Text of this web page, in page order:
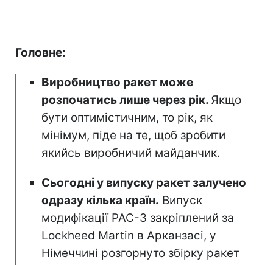
Головне:
Виробництво ракет може
розпочатись лише через рік. Якщо
бути оптимістичним, то рік, як
мінімум, піде на те, щоб зробити
якийсь виробничий майданчик.
Сьогодні у випуску ракет залучено
одразу кілька країн. Випуск
модифікації PAC-3 закріплений за
Lockheed Martin в Арканзасі, у
Німеччині розгорнуто збірку ракет